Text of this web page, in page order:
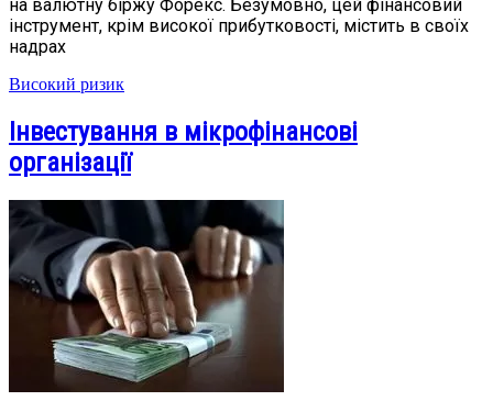
на валютну біржу Форекс. Безумовно, цей фінансовий
інструмент, крім високої прибутковості, містить в своїх
надрах
Високий ризик
Інвестування в мікрофінансові
організації